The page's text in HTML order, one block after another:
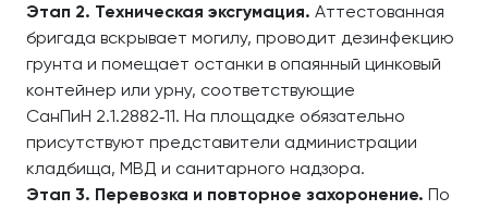
Этап 2. Техническая эксгумация. Аттестованная
бригада вскрывает могилу, проводит дезинфекцию
грунта и помещает останки в опаянный цинковый
контейнер или урну, соответствующие
СанПиН 2.1.2882‑11. На площадке обязательно
присутствуют представители администрации
кладбища, МВД и санитарного надзора.
Этап 3. Перевозка и повторное захоронение. По